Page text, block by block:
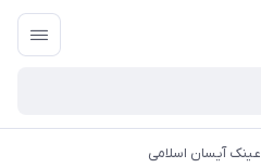
عینک آیسان اسلامی